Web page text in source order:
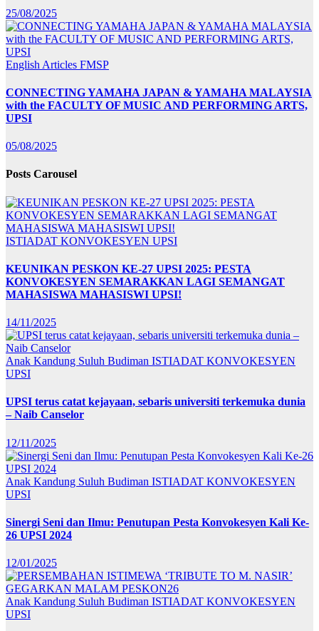
25/08/2025
English Articles FMSP
CONNECTING YAMAHA JAPAN & YAMAHA MALAYSIA
with the FACULTY OF MUSIC AND PERFORMING ARTS,
UPSI
05/08/2025
Posts Carousel
ISTIADAT KONVOKESYEN UPSI
KEUNIKAN PESKON KE-27 UPSI 2025: PESTA
KONVOKESYEN SEMARAKKAN LAGI SEMANGAT
MAHASISWA MAHASISWI UPSI!
14/11/2025
Anak Kandung Suluh Budiman ISTIADAT KONVOKESYEN
UPSI
UPSI terus catat kejayaan, sebaris universiti terkemuka dunia
– Naib Canselor
12/11/2025
Anak Kandung Suluh Budiman ISTIADAT KONVOKESYEN
UPSI
Sinergi Seni dan Ilmu: Penutupan Pesta Konvokesyen Kali Ke-
26 UPSI 2024
12/01/2025
Anak Kandung Suluh Budiman ISTIADAT KONVOKESYEN
UPSI